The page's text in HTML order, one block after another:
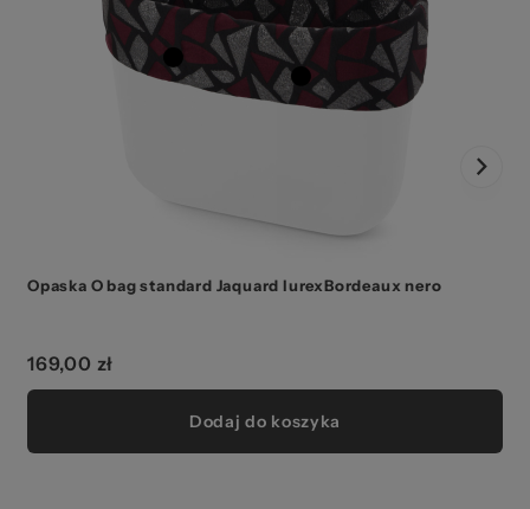
Opaska O bag standard Jaquard lurexBordeaux nero
169,00 zł
Dodaj do koszyka